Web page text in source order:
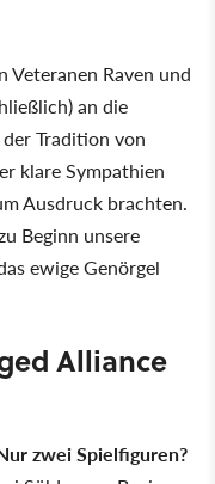
Veteranen Raven und
an die
Tradition von
klare Sympathien
Ausdruck brachten.
Beginn unsere
ewige Genörgel
Alliance
zwei Spielfiguren?